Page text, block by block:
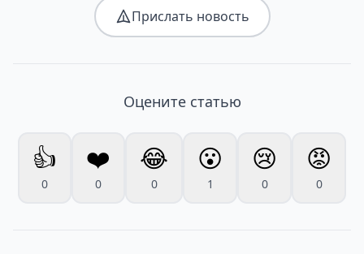
Прислать новость
Оцените статью
👍
0
❤️
0
😂
0
😮
1
😢
0
😡
0